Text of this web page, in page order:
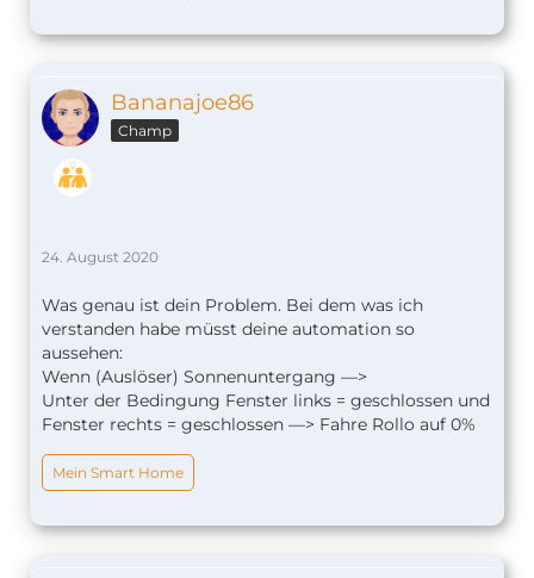
Bananajoe86
Champ
24. August 2020
Was genau ist dein Problem. Bei dem was ich
verstanden habe müsst deine automation so
aussehen:
Wenn (Auslöser) Sonnenuntergang —>
Unter der Bedingung Fenster links = geschlossen und
Fenster rechts = geschlossen —> Fahre Rollo auf 0%
Mein Smart Home